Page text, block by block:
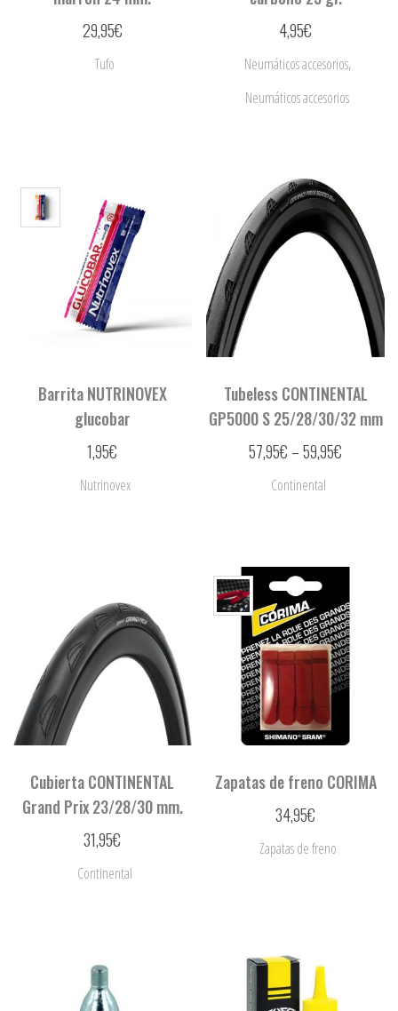
29,95€
Tufo
4,95€
Neumáticos accesorios,
Neumáticos accesorios
Barrita NUTRINOVEX
glucobar
1,95€
Nutrinovex
Tubeless CONTINENTAL
GP5000 S 25/28/30/32 mm
57,95€ –59,95€
Continental
Cubierta CONTINENTAL
Grand Prix 23/28/30 mm.
31,95€
Continental
Zapatas de freno CORIMA
34,95€
Zapatas de freno